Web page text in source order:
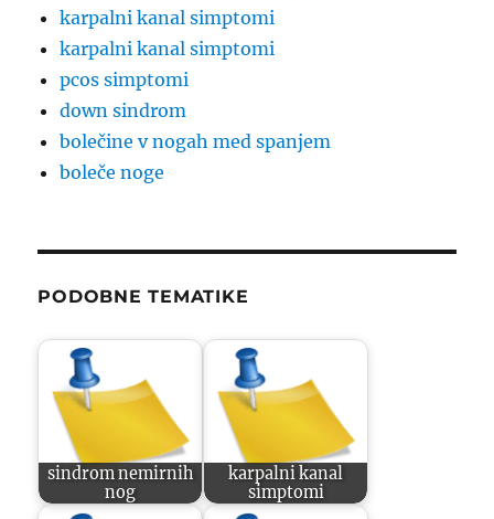
karpalni kanal simptomi
karpalni kanal simptomi
pcos simptomi
down sindrom
bolečine v nogah med spanjem
boleče noge
PODOBNE TEMATIKE
sindrom nemirnih
nog
karpalni kanal
simptomi